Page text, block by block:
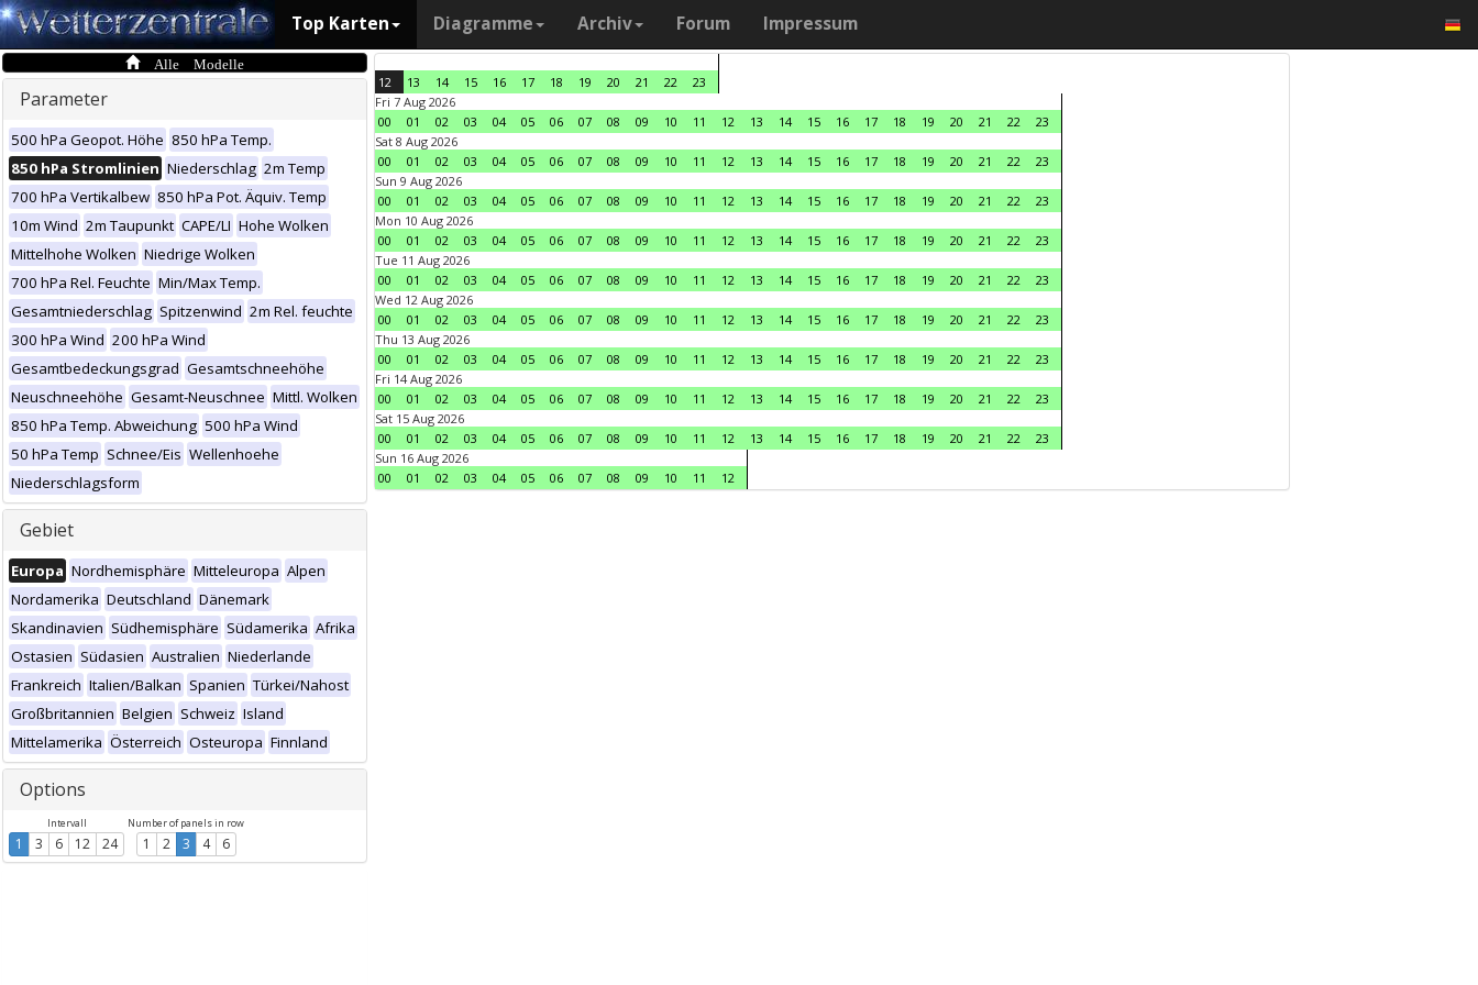
Top Karten Diagramme Archiv Forum Impressum
Alle Modelle
Parameter
500 hPa Geopot. Höhe 850 hPa Temp.
850 hPa Stromlinien Niederschlag 2m Temp
700 hPa Vertikalbew 850 hPa Pot. Äquiv. Temp
10m Wind 2m Taupunkt CAPE/LI Hohe Wolken
Mittelhohe Wolken Niedrige Wolken
700 hPa Rel. Feuchte Min/Max Temp.
Gesamtniederschlag Spitzenwind 2m Rel. feuchte
300 hPa Wind 200 hPa Wind
Gesamtbedeckungsgrad Gesamtschneehöhe
Neuschneehöhe Gesamt-Neuschnee Mittl. Wolken
850 hPa Temp. Abweichung 500 hPa Wind
50 hPa Temp Schnee/Eis Wellenhoehe
Niederschlagsform
Gebiet
Europa Nordhemisphäre Mitteleuropa Alpen
Nordamerika Deutschland Dänemark
Skandinavien Südhemisphäre Südamerika Afrika
Ostasien Südasien Australien Niederlande
Frankreich Italien/Balkan Spanien Türkei/Nahost
Großbritannien Belgien Schweiz Island
Mittelamerika Österreich Osteuropa Finnland
Options
Intervall
1 3 6 12 24
Number of panels in row
1 2 3 4 6
12 13 14 15 16 17 18 19 20 21 22
23
Fri 7 Aug 2026
00
01 02 03 04 05 06 07 08 09 10 11 12 13 14 15 16 17 18 19 20 21 22
23
Sat 8 Aug 2026
00
01 02 03 04 05 06 07 08 09 10 11 12 13 14 15 16 17 18 19 20 21 22
23
Sun 9 Aug 2026
00
01 02 03 04 05 06 07 08 09 10 11 12 13 14 15 16 17 18 19 20 21 22
23
Mon 10 Aug 2026
00
01 02 03 04 05 06 07 08 09 10 11 12 13 14 15 16 17 18 19 20 21 22
23
Tue 11 Aug 2026
00
01 02 03 04 05 06 07 08 09 10 11 12 13 14 15 16 17 18 19 20 21 22
23
Wed 12 Aug 2026
00
01 02 03 04 05 06 07 08 09 10 11 12 13 14 15 16 17 18 19 20 21 22
23
Thu 13 Aug 2026
00
01 02 03 04 05 06 07 08 09 10 11 12 13 14 15 16 17 18 19 20 21 22
23
Fri 14 Aug 2026
00
01 02 03 04 05 06 07 08 09 10 11 12 13 14 15 16 17 18 19 20 21 22
23
Sat 15 Aug 2026
00
01 02 03 04 05 06 07 08 09 10 11 12 13 14 15 16 17 18 19 20 21 22
23
Sun 16 Aug 2026
00
01 02 03 04 05 06 07 08 09 10 11 12